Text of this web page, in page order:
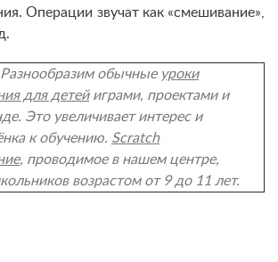
Операции звучат как «смешивание»,
Разнообразим обычные уроки
для детейиграми, проектами и
Это увеличивает интерес и
к обучению. Scratch
, проводимое в нашем центре,
возрастом от 9 до 11 лет.